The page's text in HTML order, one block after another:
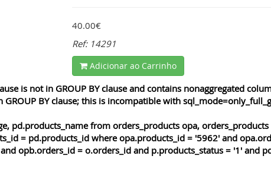
40.00€
Ref: 14291
Adicionar ao Carrinho
is not in GROUP BY clause and contains nonaggregated
BY clause; this is incompatible with
pd.products_name from orders_products opa, orders_products
= pd.products_id where opa.products_id = '5962' and
opb.orders_id = o.orders_id and p.products_status = '1' and